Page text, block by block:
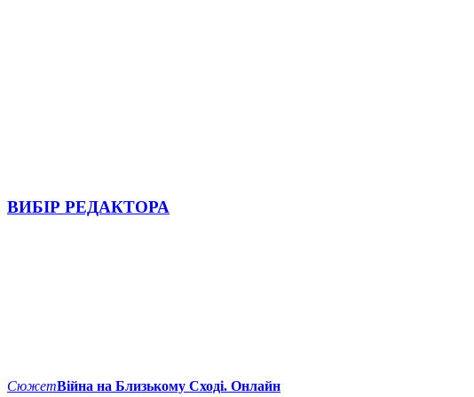
ВИБІР РЕДАКТОРА
СюжетВійна на Близькому Сході. Онлайн